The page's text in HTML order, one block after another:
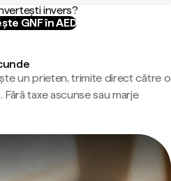
invers?
GNF în AED
un prieten, trimite direct către o
Fără taxe ascunse sau marje